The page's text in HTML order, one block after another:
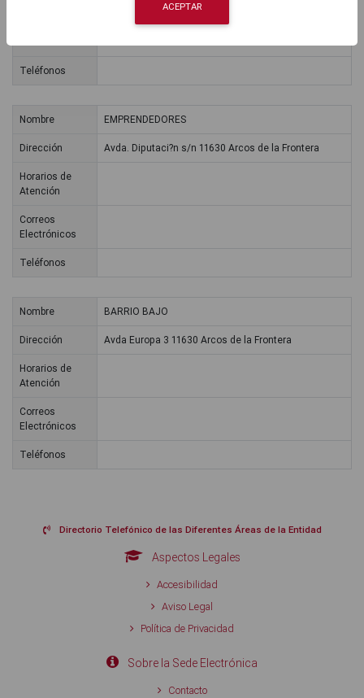
Teléfonos
Nombre EMPRENDEDORES
Dirección Avda. Diputaci?n s/n 11630 Arcos de la Frontera
Horarios de
Atención
Correos
Electrónicos
Teléfonos
Nombre BARRIO BAJO
Dirección Avda Europa 3 11630 Arcos de la Frontera
Horarios de
Atención
Correos
Electrónicos
Teléfonos
Directorio Telefónico de las Diferentes Áreas de la Entidad
Aspectos Legales
Accesibilidad
Aviso Legal
Política de Privacidad
Sobre la Sede Electrónica
Contacto
ACEPTAR